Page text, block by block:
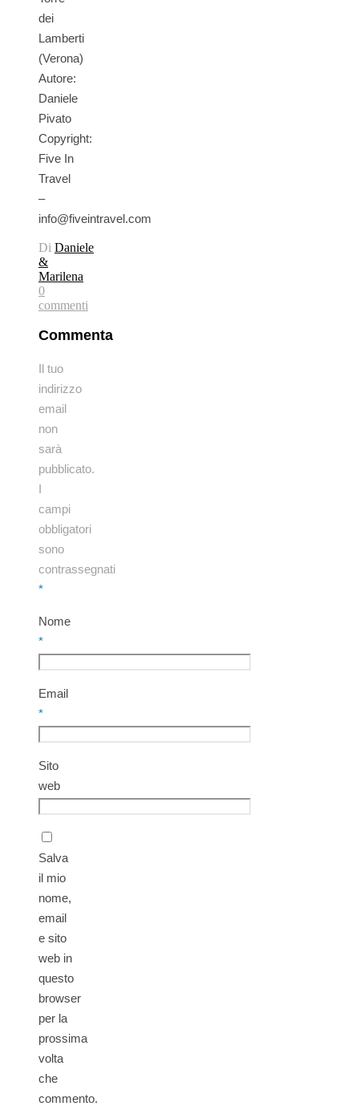
dei
Lamberti
(Verona)
Autore:
Daniele
Pivato
Copyright:
Five In
Travel
–
info@fiveintravel.com
Di Daniele
&
Marilena
0
commenti
Commenta
Il tuo
indirizzo
email
non
sarà
pubblicato.
I
campi
obbligatori
sono
contrassegnati
*
Nome
*
Email
*
Sito
web
Salva
il mio
nome,
email
e sito
web in
questo
browser
per la
prossima
volta
che
commento.